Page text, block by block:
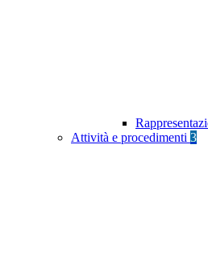
Attività e procedimenti 3